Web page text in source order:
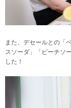
また、デセールとの「
スソーダ」「ピーチソ
した！